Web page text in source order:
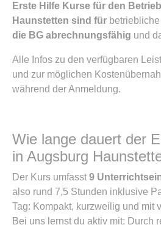
Erste Hilfe Kurse für den
Haunstetten sind für
die BG abrechnungsfähig und
Alle Infos zu den verfügbaren
und zur möglichen
während der Anmeldung.
Wie lange dauert der
in Augsburg
Der Kurs umfasst 9
also rund 7,5 Stunden inklusive
Tag: Kompakt, kurzweilig und mit
Bei uns lernst du aktiv mit: Durch